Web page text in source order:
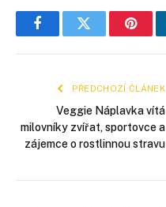
FacebookTwitter
PŘEDCHOZÍ ČLÁNEK
Veggie Náplavka vítá
milovníky zvířat, sportovce a
zájemce o rostlinnou stravu